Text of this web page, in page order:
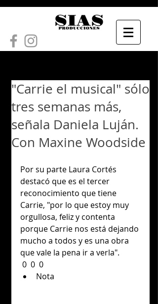
"Carrie el musical" sólo
tres semanas más,
señala Daniela Luján.
Con Maxine Woodside
Por su parte Laura Cortés
destacó que es el tercer
reconocimiento que tiene
Carrie, "por lo que estoy muy
orgullosa, feliz y contenta
porque Carrie nos está dejando
mucho a todos y es una obra
que vale la pena ir a verla".
0  0  0
Nota